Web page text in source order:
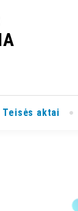
Teisės aktai